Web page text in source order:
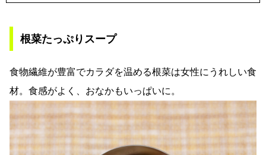
根菜たっぷりスープ
食物繊維が豊富でカラダを温める根菜は女性にうれしい食
材。食感がよく、おなかもいっぱいに。